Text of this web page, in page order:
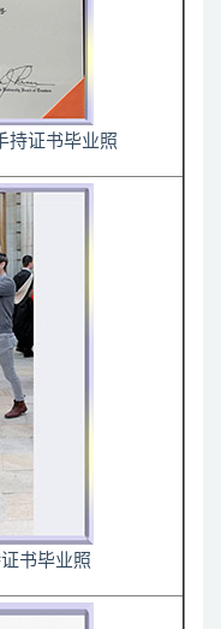
持证书毕业照
书毕业照